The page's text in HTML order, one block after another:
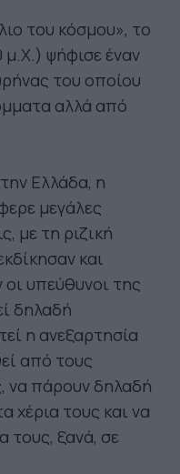
του κόσμου», το
μ.Χ.) ψήφισε έναν
του οποίου
αλλά από
Ελλάδα, η
μεγάλες
με τη ριζική
και
υπεύθυνοι της
δηλαδή
η ανεξαρτησία
από τους
να πάρουν δηλαδή
χέρια τους και να
τους, ξανά, σε